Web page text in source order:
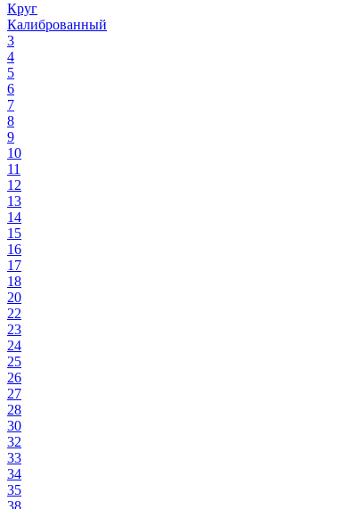
Круг
Калиброванный
3
4
5
6
7
8
9
10
11
12
13
14
15
16
17
18
20
22
23
24
25
26
27
28
30
32
33
34
35
38